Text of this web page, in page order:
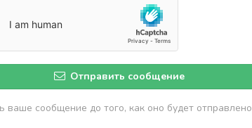
Отправить сообщение
сообщение до того, как оно будет отправлено